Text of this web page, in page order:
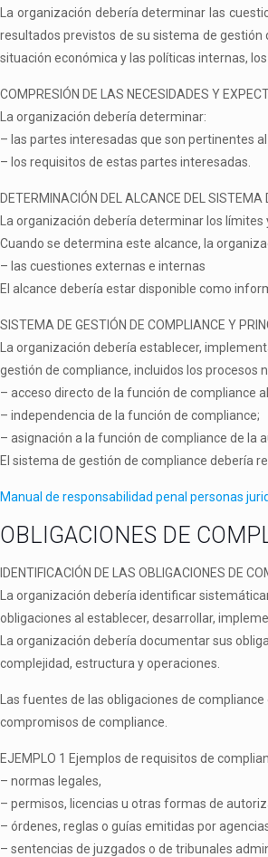
La organización debería determinar las
resultados previstos de su sistema de gestión
situación económica y las políticas internas,
COMPRESIÓN DE LAS NECESIDADES Y
La organización debería determinar:
– las partes interesadas que son pertinentes
– los requisitos de estas partes interesadas.
DETERMINACIÓN DEL ALCANCE DEL SISTEMA
La organización debería determinar los
Cuando se determina este alcance, la
– las cuestiones
El alcance debería estar disponible como
SISTEMA DE GESTIÓN DE COMPLIANCE Y
La organización debería establecer,
gestión de compliance, incluidos los procesos
– acceso directo de la función de compliance
– independencia de la función de compliance;
– asignación a la función de compliance de la
El sistema de gestión de compliance debería
Manual de responsabilidad penal personas
OBLIGACIONES DE
IDENTIFICACIÓN DE LAS OBLIGACIONES DE
La organización debería identificar
obligaciones al establecer, desarrollar,
La organización debería documentar sus
complejidad, estructura y operaciones.
Las fuentes de las obligaciones de compliance
compromisos de compliance
EJEMPLO 1 Ejemplos de requisitos de
– normas legales,
– permisos, licencias u otras formas de
– órdenes, reglas o guías emitidas por
– sentencias de juzgados o de tribunales